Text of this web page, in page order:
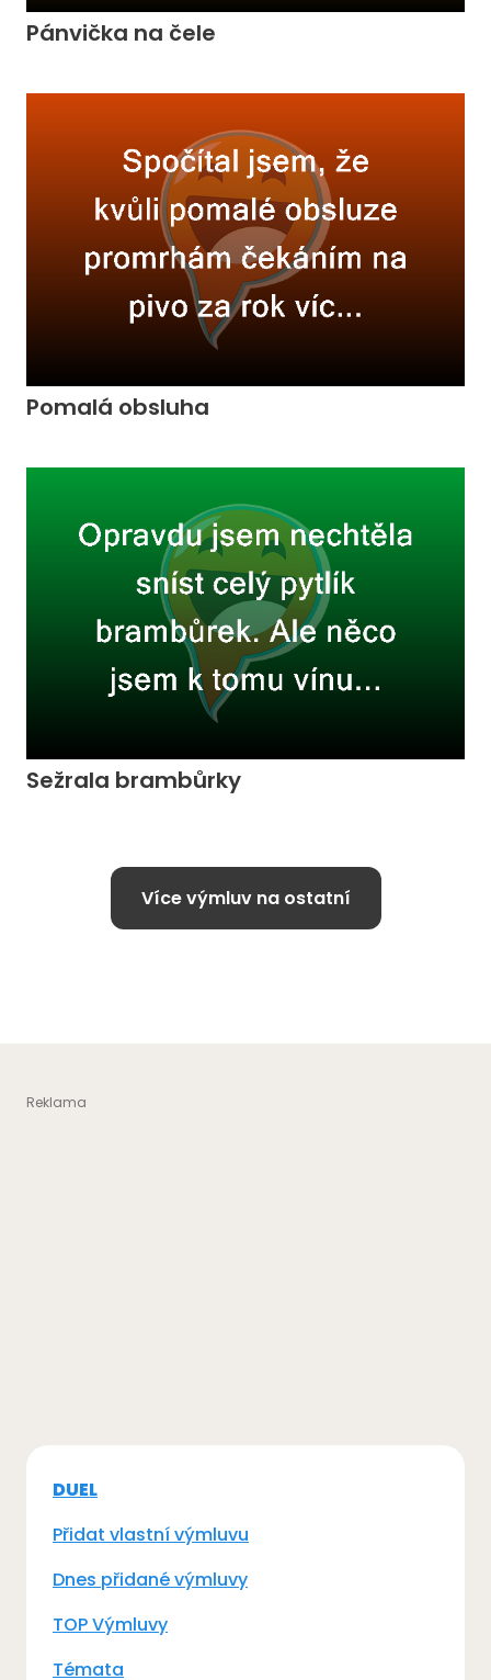
Pánvička na čele
Pomalá obsluha
Sežrala brambůrky
Více výmluv na ostatní
DUEL
Přidat vlastní výmluvu
Dnes přidané výmluvy
TOP Výmluvy
Témata